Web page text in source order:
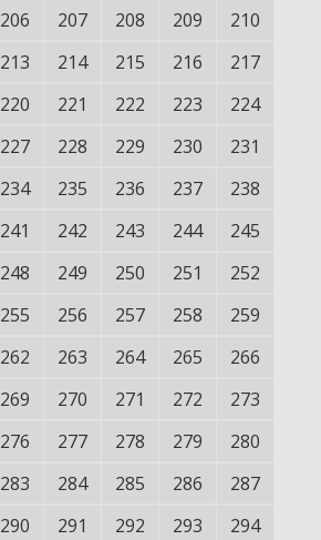
206 207 208 209
210
213 214 215 216
217
220 221 222 223
224
227 228 229 230
231
234 235 236 237
238
241 242 243 244
245
248 249 250 251
252
255 256 257 258
259
262 263 264 265
266
269 270 271 272
273
276 277 278 279
280
283 284 285 286
287
290 291 292 293
294